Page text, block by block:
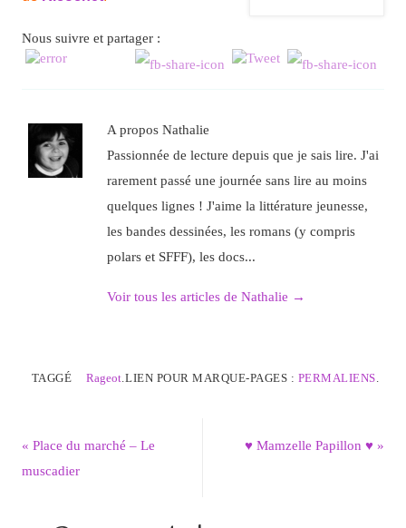
Nous suivre et partager :
A propos Nathalie
Passionnée de lecture depuis que je sais lire. J'ai
rarement passé une journée sans lire au moins
quelques lignes ! J'aime la littérature jeunesse,
les bandes dessinées, les romans (y compris
polars et SFFF), les docs...
Voir tous les articles de Nathalie →
TAGGÉ Rageot.LIEN POUR MARQUE-PAGES : PERMALIENS.
« Place du marché – Le
muscadier
♥ Mamzelle Papillon ♥»